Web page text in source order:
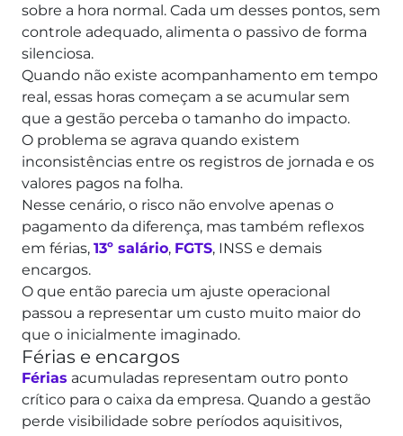
sobre a hora normal. Cada um desses pontos, sem
controle adequado, alimenta o passivo de forma
silenciosa.
Quando não existe acompanhamento em tempo
real, essas horas começam a se acumular sem
que a gestão perceba o tamanho do impacto.
O problema se agrava quando existem
inconsistências entre os registros de jornada e os
valores pagos na folha.
Nesse cenário, o risco não envolve apenas o
pagamento da diferença, mas também reflexos
em férias, 13º salário, FGTS, INSS e demais
encargos.
O que então parecia um ajuste operacional
passou a representar um custo muito maior do
que o inicialmente imaginado.
Férias e encargos
Férias acumuladas representam outro ponto
crítico para o caixa da empresa. Quando a gestão
perde visibilidade sobre períodos aquisitivos,